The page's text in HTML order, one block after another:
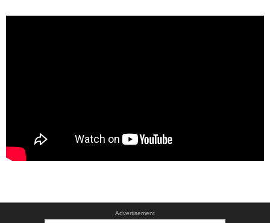
Advertisement